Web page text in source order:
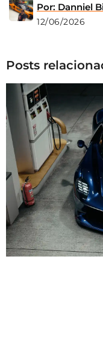
Por: Danniel
12/06/2026
Posts